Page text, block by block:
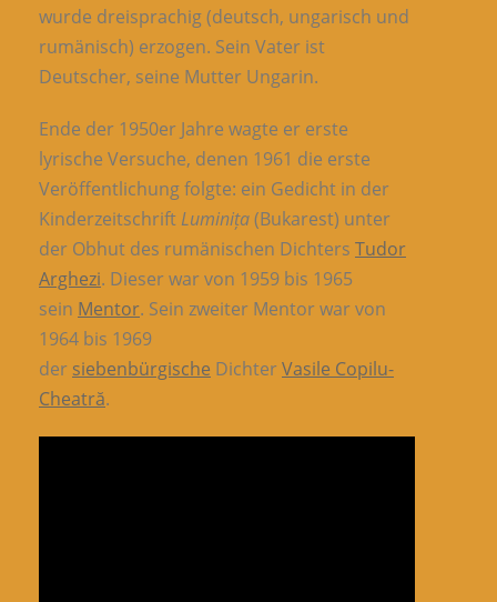
wurde dreisprachig (deutsch, ungarisch und
rumänisch) erzogen. Sein Vater ist
Deutscher, seine Mutter Ungarin.
Ende der 1950er Jahre wagte er erste
lyrische Versuche, denen 1961 die erste
Veröffentlichung folgte: ein Gedicht in der
KinderzeitschriftLuminița(Bukarest) unter
der Obhut des rumänischen Dichters Tudor
Arghezi. Dieser war von 1959 bis 1965
sein Mentor. Sein zweiter Mentor war von
1964 bis 1969
der siebenbürgische DichterVasile Copilu-
Cheatră.